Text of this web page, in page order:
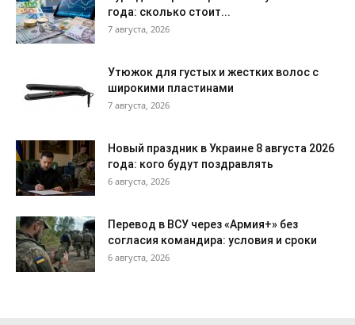
года: сколько стоит...
7 августа, 2026
Утюжок для густых и жестких волос с
широкими пластинами
7 августа, 2026
Новый праздник в Украине 8 августа 2026
года: кого будут поздравлять
6 августа, 2026
Перевод в ВСУ через «Армия+» без
согласия командира: условия и сроки
6 августа, 2026